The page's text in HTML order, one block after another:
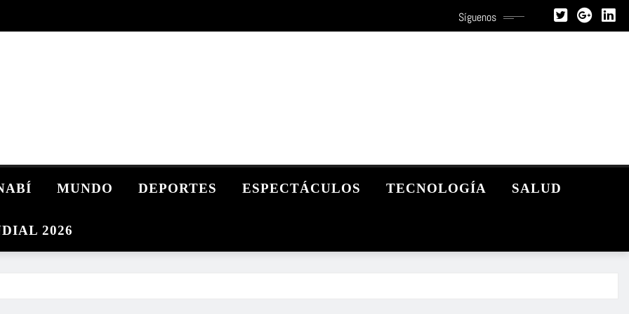
Síguenos
MUNDO DEPORTES ESPECTÁCULOS TECNOLOGÍA SALUD
2026